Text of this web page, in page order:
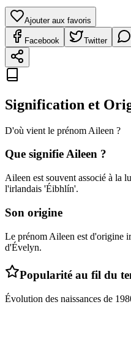
Ajouter aux favoris
Facebook Twitter
Signification et
D'où vient le prénom Aileen ?
Que signifieAileen ?
Aileen est souvent associé à la
l'irlandais 'Éibhlín'.
Son origine
Le prénom Aileen est d'origine
d'Évelyn.
Popularité au fil du
Évolution des naissances de